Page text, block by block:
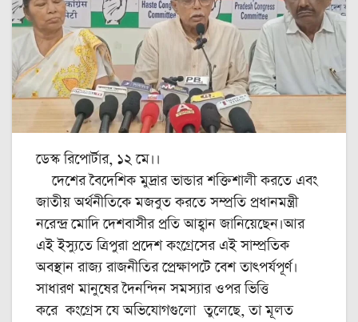
ডেস্ক রিপোর্টার, ১২ মে।।
দেশের বৈদেশিক মুদ্রার ভান্ডার শক্তিশালী করতে এবং
জাতীয় অর্থনীতিকে মজবুত করতে সম্প্রতি প্রধানমন্ত্রী
নরেন্দ্র মোদি দেশবাসীর প্রতি আহ্বান জানিয়েছেন।আর
এই ইস্যুতে ত্রিপুরা প্রদেশ কংগ্রেসের এই সাম্প্রতিক
অবস্থান রাজ্য রাজনীতির প্রেক্ষাপটে বেশ তাৎপর্যপূর্ণ।
সাধারণ মানুষের দৈনন্দিন সমস্যার ওপর ভিত্তি
করে কংগ্রেস যে অভিযোগগুলো তুলেছে, তা মূলত